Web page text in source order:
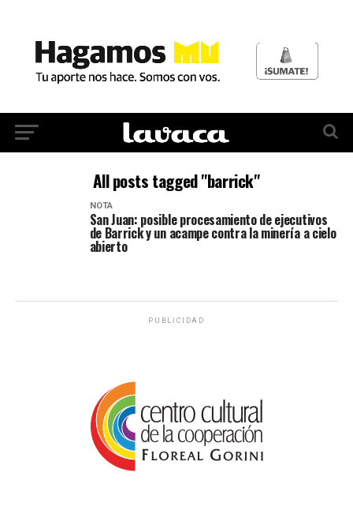
All posts tagged "barrick"
NOTA
San Juan: posible procesamiento de ejecutivos
de Barrick y un acampe contra la minería a cielo
abierto
PUBLICIDAD